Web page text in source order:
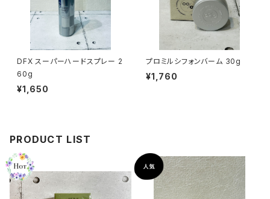
DFX スーパーハードスプレー 2
60g
¥1,650
プロミルシフォンバーム 30g
¥1,760
PRODUCT LIST